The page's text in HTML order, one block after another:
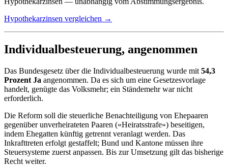
Hypothekarzinsen vergleichen →
Individualbesteuerung, angenommen
Das Bundesgesetz über die Individualbesteuerung wurde mit 54,3
Prozent Ja angenommen. Da es sich um eine Gesetzesvorlage
handelt, genügte das Volksmehr; ein Ständemehr war nicht
erforderlich.
Die Reform soll die steuerliche Benachteiligung von Ehepaaren
gegenüber unverheirateten Paaren («Heiratsstrafe») beseitigen,
indem Ehegatten künftig getrennt veranlagt werden. Das
Inkrafttreten erfolgt gestaffelt; Bund und Kantone müssen ihre
Steuersysteme zuerst anpassen. Bis zur Umsetzung gilt das bisherige
Recht weiter.